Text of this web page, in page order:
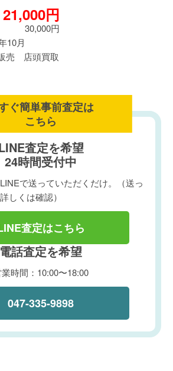
21,000円
30,000円
10月
売 店頭買取
ぐ簡単事前査定は
こちら
査定を希望
24時間受付中
で送っていただくだけ。（送っ
しくは確認）
査定はこちら
電話査定を希望
時間：10:00〜18:00
047-335-9898